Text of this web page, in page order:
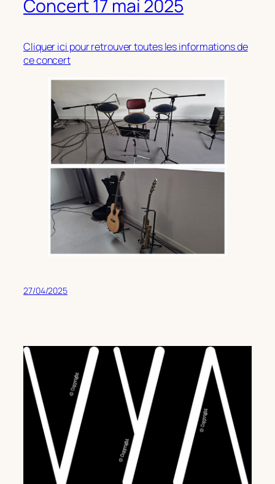
Concert 17 mai 2025
Cliquer ici pour retrouver toutes les informations de
ce concert
27/04/2025